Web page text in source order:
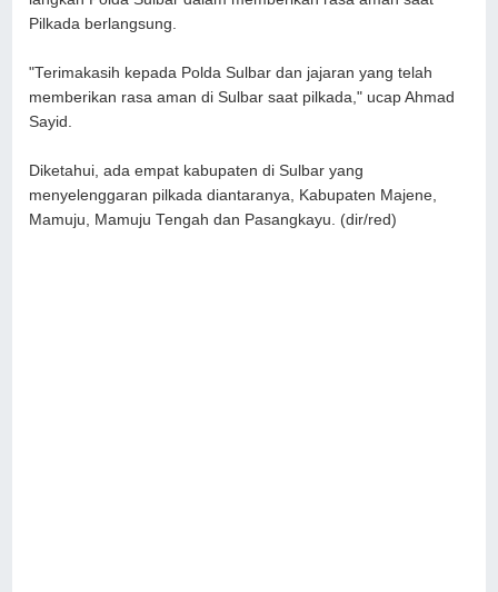
Pilkada berlangsung.
"Terimakasih kepada Polda Sulbar dan jajaran yang telah
memberikan rasa aman di Sulbar saat pilkada," ucap Ahmad
Sayid.
Diketahui, ada empat kabupaten di Sulbar yang
menyelenggaran pilkada diantaranya, Kabupaten Majene,
Mamuju, Mamuju Tengah dan Pasangkayu. (dir/red)